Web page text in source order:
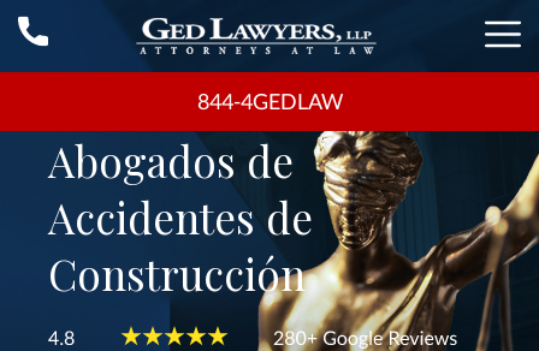
844-4GEDLAW
Abogados de
Accidentes de
Construcción